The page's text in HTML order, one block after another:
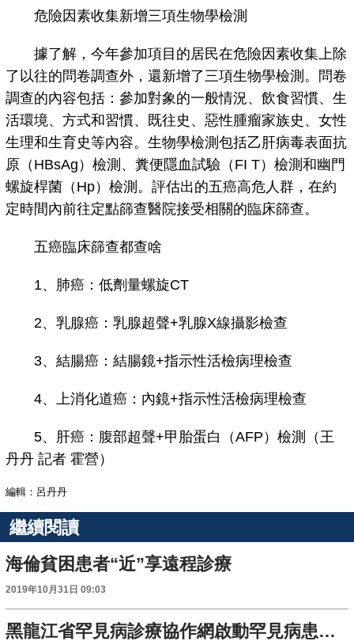
危險因素收集新增三項生物學檢測
據了解，今年參加項目的居民在危險因素收集上除
了以往的問卷調查外，還新增了三項生物學檢測。問卷
調查的內容包括：參加對象的一般情況、飲食習慣、生
活環境、方式和習慣、既往史、惡性腫瘤家族史、女性
生理和生育史等內容。生物學檢測包括乙肝病毒表面抗
原（HBsAg）檢測、糞便隱血試驗（FI T）檢測和幽門
螺旋桿菌（Hp）檢測。評估出的五癌高危人群，在約
定時間內前往定點篩查醫院接受相關的臨床篩查。
五癌臨床篩查都查啥
1、肺癌：低劑量螺旋CT
2、乳腺癌：乳腺超聲+乳腺X線攝影檢查
3、結腸癌：結腸鏡+指示性活檢病理檢查
4、上消化道癌：內鏡+指示性活檢病理檢查
5、肝癌：腹部超聲+甲胎蛋白（AFP）檢測（王
丹丹 記者 霍營）
編輯：呂丹丹
繼續閱讀
海倫貧困患者“近”享遠程診療
2019年10月31日 09:03
黑龍江省罕見病診療協作網啟動罕見病患者可享集中診療雙向轉診